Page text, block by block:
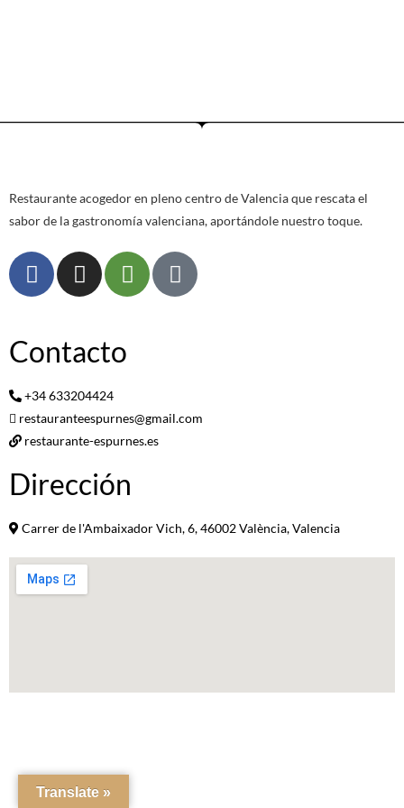
Restaurante acogedor en pleno centro de Valencia que rescata el
sabor de la gastronomía valenciana, aportándole nuestro toque.
Contacto
+34 633204424
restauranteespurnes@gmail.com
restaurante-espurnes.es
Dirección
Carrer de l'Ambaixador Vich, 6, 46002 València, Valencia
Translate »